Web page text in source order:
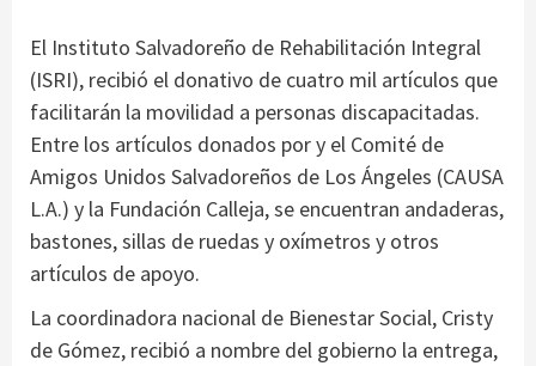
El Instituto Salvadoreño de Rehabilitación Integral
(ISRI), recibió el donativo de cuatro mil artículos que
facilitarán la movilidad a personas discapacitadas.
Entre los artículos donados por y el Comité de
Amigos Unidos Salvadoreños de Los Ángeles (CAUSA
L.A.) y la Fundación Calleja, se encuentran andaderas,
bastones, sillas de ruedas y oxímetros y otros
artículos de apoyo.
La coordinadora nacional de Bienestar Social, Cristy
de Gómez, recibió a nombre del gobierno la entrega,